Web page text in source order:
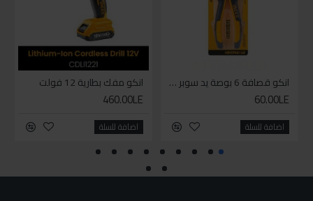
انكو قصافة 6 بوصة يد سوبر وان
60.00LE
اضافة للسلة
انكو مفك بطارية 12 فولت
460.00LE
اضافة للسلة